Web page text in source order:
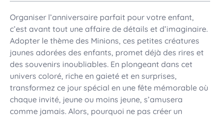
Organiser l’anniversaire parfait pour votre enfant,
c’est avant tout une affaire de détails et d’imaginaire.
Adopter le thème des Minions, ces petites créatures
jaunes adorées des enfants, promet déjà des rires et
des souvenirs inoubliables. En plongeant dans cet
univers coloré, riche en gaieté et en surprises,
transformez ce jour spécial en une fête mémorable où
chaque invité, jeune ou moins jeune, s’amusera
comme jamais. Alors, pourquoi ne pas créer un